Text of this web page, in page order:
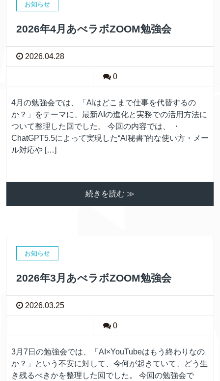
お知らせ
2026年4月あべラボZOOM勉強会
2026.04.28
0
4月の勉強会では、「AIはどこまで仕事を代替するの
か？」をテーマに、最新AIの進化と実務での活用方法に
ついて整理した回でした。 今回の内容では、 ・
ChatGPT5.5によって実現した“AI秘書”的な使い方・メー
ル対応や […]
続きを読む ≫
お知らせ
2026年3月あべラボZOOM勉強会
2026.03.25
0
3月7日の勉強会では、「AI×YouTubeはもう終わりなの
か？」という不安に対して、今何が起きていて、どう生
き残るべきかを整理した回でした。 今回の勉強会で